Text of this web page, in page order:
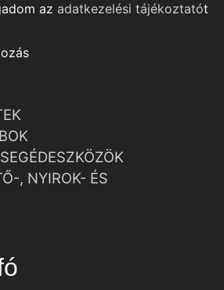
az adatkezelési tájékoztatót
, NYIROK- ÉS